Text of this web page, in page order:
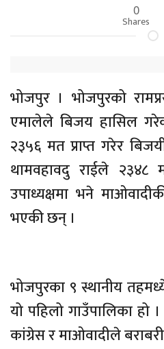
0
Shares
भोजपुर । भोजपुरको
एमालेले बिजय हासिल
२३५६ मत प्राप्त गरेर
थामवहावदु राईले २३४८
उपाध्यक्षमा भने
भएकी छन् ।
भोजपुरका ९ स्थानीय
यो पहिलो गाउँपालिका हो
कांग्रेस र माओवादीले